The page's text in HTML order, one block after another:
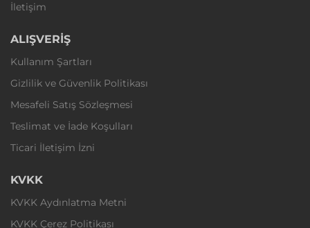
İletişim
ALIŞVERİŞ
Kullanım Şartları
Gizlilik ve Güvenlik Politikası
Mesafeli Satış Sözleşmesi
Teslimat ve İade Koşulları
Ticari İletişim İzni
KVKK
KVKK Aydınlatma Metni
KVKK Çerez Politikası